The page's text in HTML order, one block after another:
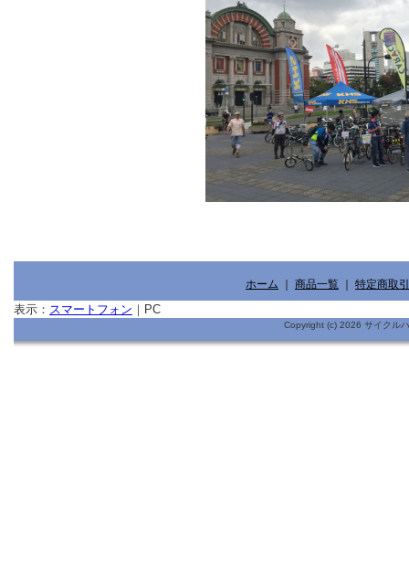
ホーム ｜ 商品一覧 ｜ 特定商取
表示： スマートフォン ｜ PC
Copyright (c) 2026 サイクル